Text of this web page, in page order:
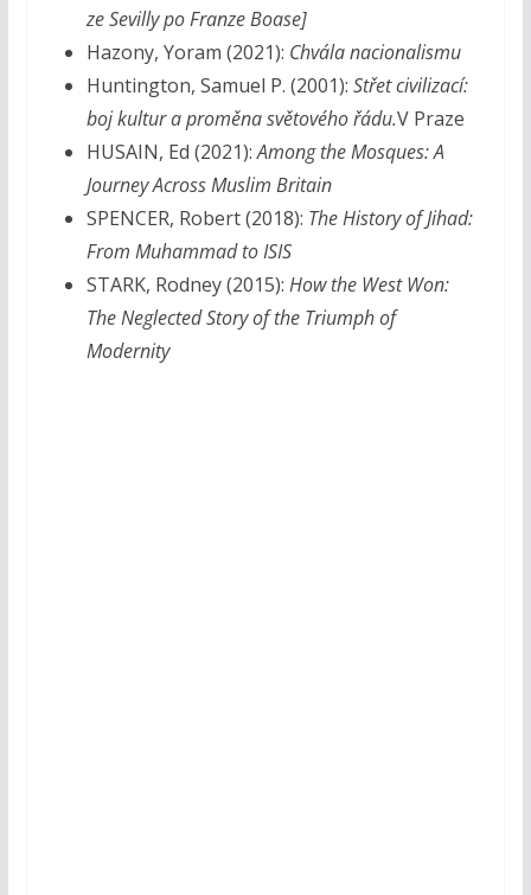
ze Sevilly po Franze Boase]
Hazony, Yoram (2021): Chvála nacionalismu
Huntington, Samuel P. (2001): Střet civilizací:
boj kultur a proměna světového řádu.V Praze
HUSAIN, Ed (2021):Among the Mosques: A
Journey Across Muslim Britain
SPENCER, Robert (2018): The History of Jihad:
From Muhammad to ISIS
STARK, Rodney (2015): How the West Won:
The Neglected Story of the Triumph of
Modernity